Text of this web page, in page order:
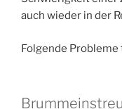
auch wieder in der
Folgende Probleme